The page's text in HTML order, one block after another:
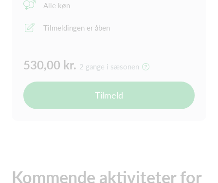
Alle køn
Tilmeldingen er åben
530,00 kr. 2 gange i sæsonen
Tilmeld
Kommende aktiviteter for